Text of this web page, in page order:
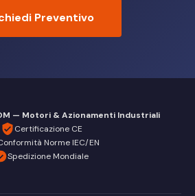
Preventivo
— Motori & Azionamenti Industriali
Certificazione CE
Norme IEC/EN
Spedizione Mondiale